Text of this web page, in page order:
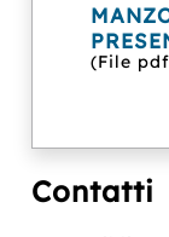
(File
Contatti